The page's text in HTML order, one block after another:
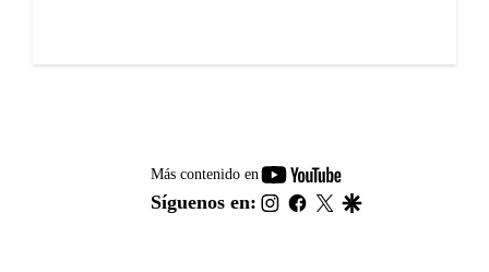
Más contenido en
youtube-
footer
Síguenos en: instagram
facebook
twitter